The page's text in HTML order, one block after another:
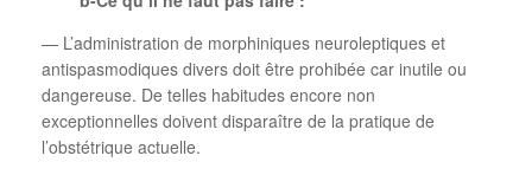
— L’administration de morphiniques neuroleptiques et
antispasmodiques divers doit être prohibée car inutile ou
dangereuse. De telles habitudes encore non
exceptionnelles doivent disparaître de la pratique de
l’obstétrique actuelle.